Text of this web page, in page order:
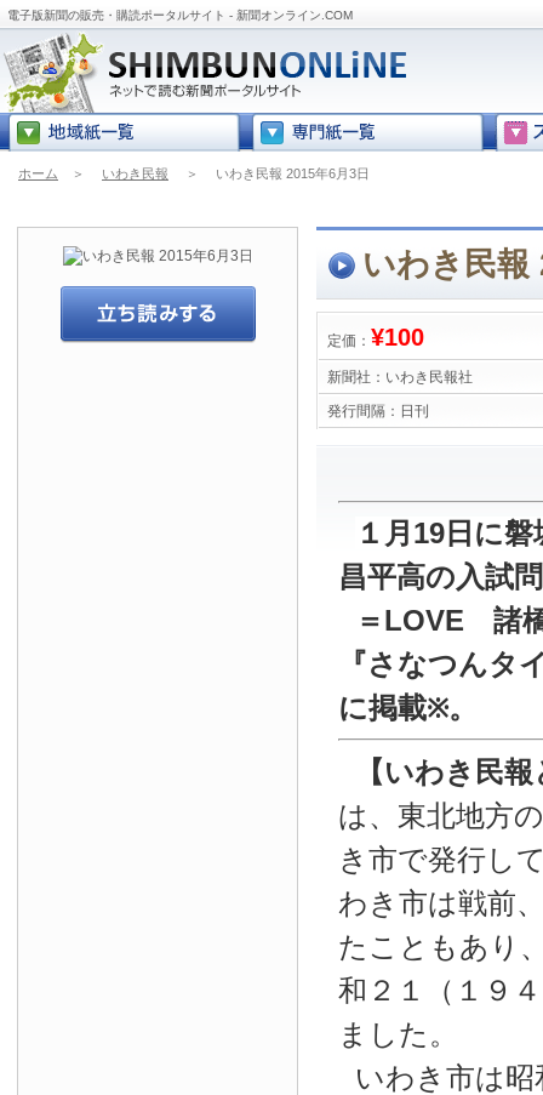
電子版新聞の販売・購読ポータルサイト - 新聞オンライン.COM
ホーム ＞ いわき民報 ＞ いわき民報 2015年6月3日
いわき民報
定価： ¥100
新聞社： いわき民報社
発行間隔： 日刊
１月19日に
昌平高の入試
＝LOVE 諸
『さなつんタ
に掲載※。
【いわき民
は、東北地方
き市で発行し
わき市は戦前
たこともあり
和２１（１９
ました。
いわき市は昭